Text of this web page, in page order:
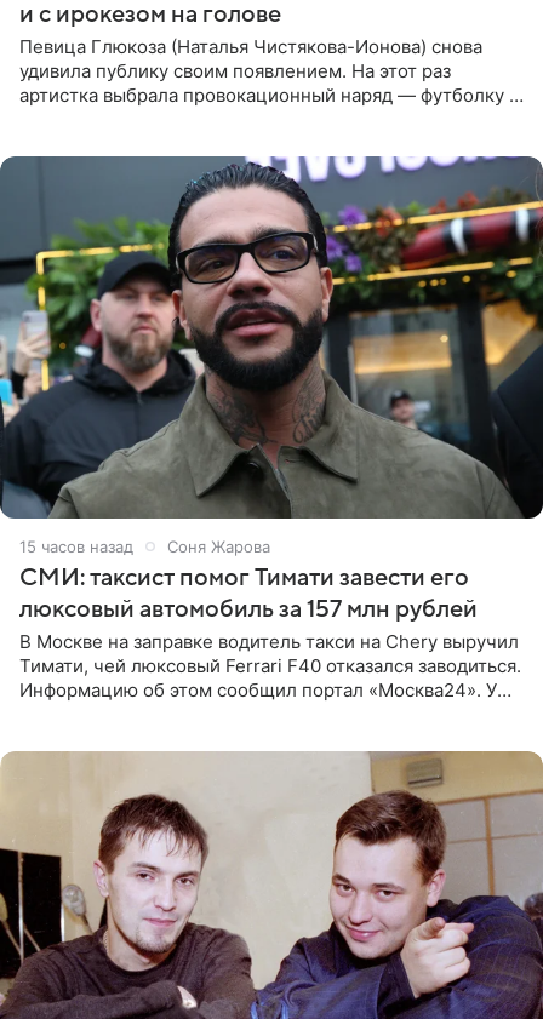
и с ирокезом на голове
Певица Глюкоза (Наталья Чистякова-Ионова) снова
удивила публику своим появлением. На этот раз
артистка выбрала провокационный наряд — футболку с
15 часов назад Соня Жарова
СМИ: таксист помог Тимати завести его
люксовый автомобиль за 157 млн рублей
В Москве на заправке водитель такси на Chery выручил
Тимати, чей люксовый Ferrari F40 отказался заводиться.
Информацию об этом сообщил портал «Москва24». У